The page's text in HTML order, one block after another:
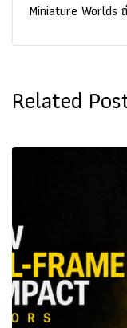
Miniature Worlds
Related